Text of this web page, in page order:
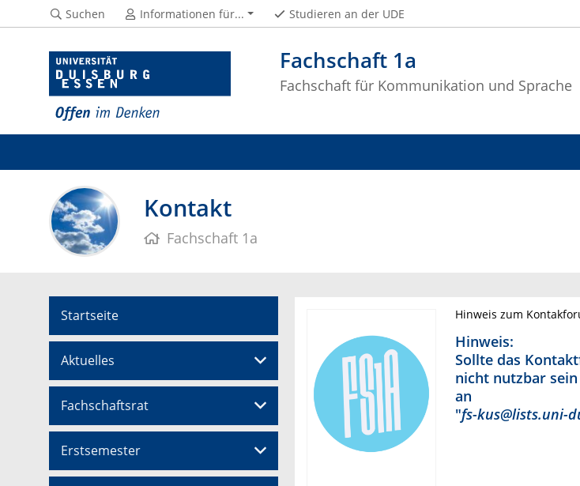
Fachschaft 1a
Fachschaft für Kommunikation und Sprache
Suchen Informationen für... Studieren an der UDE
Kontakt
Fachschaft 1a
Startseite
Aktuelles
Fachschaftsrat
Erstsemester
Hinweis zum
Hinweis:
Sollte das
nicht nutzbar
an
"fs-kus@lists.uni-